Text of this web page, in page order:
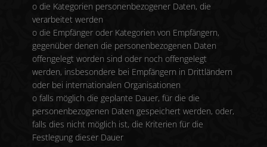
o die Kategorien personenbezogener Daten, die
verarbeitet werden
o die Empfänger oder Kategorien von Empfängern,
gegenüber denen die personenbezogenen Daten
offengelegt worden sind oder noch offengelegt
werden, insbesondere bei Empfängern in Drittländern
oder bei internationalen Organisationen
o falls möglich die geplante Dauer, für die die
personenbezogenen Daten gespeichert werden, oder,
falls dies nicht möglich ist, die Kriterien für die
Festlegung dieser Dauer